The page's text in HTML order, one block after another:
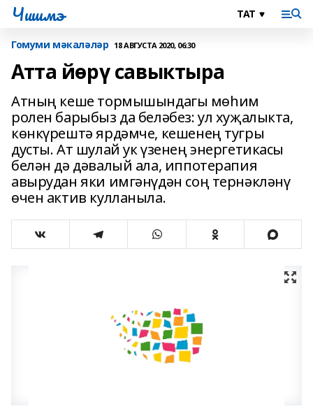
Чишмэ
Гомуми мәкаләләр 18 АВГУСТА 2020, 06:30
Атта йөрү савыктыра
Атның кеше тормышындагы мөһим
ролен барыбыз да беләбез: ул хуҗалыкта,
көнкүрештә ярдәмче, кешенең тугры
дусты. Ат шулай ук үзенең энергетикасы
белән дә дәвалый ала, иппотерапия
авырудан яки имгәнүдән соң тернәкләнү
өчен актив кулланыла.